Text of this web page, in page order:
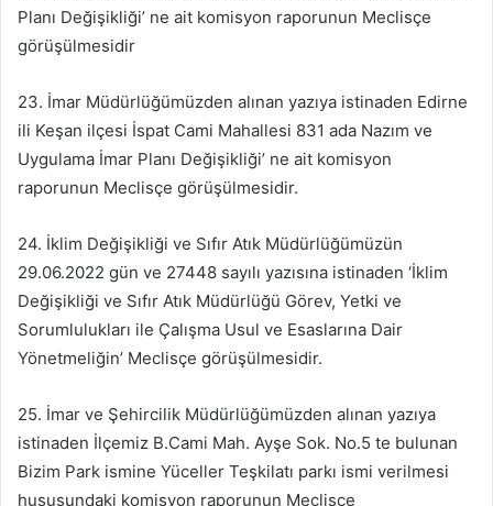
Planı Değişikliği’ ne ait komisyon raporunun Meclisçe
görüşülmesidir
23. İmar Müdürlüğümüzden alınan yazıya istinaden Edirne
ili Keşan ilçesi İspat Cami Mahallesi 831 ada Nazım ve
Uygulama İmar Planı Değişikliği’ ne ait komisyon
raporunun Meclisçe görüşülmesidir.
24. İklim Değişikliği ve Sıfır Atık Müdürlüğümüzün
29.06.2022 gün ve 27448 sayılı yazısına istinaden ‘İklim
Değişikliği ve Sıfır Atık Müdürlüğü Görev, Yetki ve
Sorumlulukları ile Çalışma Usul ve Esaslarına Dair
Yönetmeliğin’ Meclisçe görüşülmesidir.
25. İmar ve Şehircilik Müdürlüğümüzden alınan yazıya
istinaden İlçemiz B.Cami Mah. Ayşe Sok. No.5 te bulunan
Bizim Park ismine Yüceller Teşkilatı parkı ismi verilmesi
hususundaki komisyon raporunun Meclisçe